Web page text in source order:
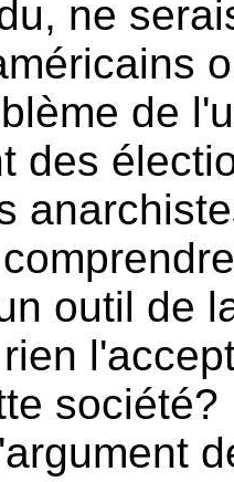
ne
de
des
outil de